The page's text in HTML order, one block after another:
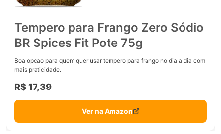
Tempero para Frango Zero Sódio
BR Spices Fit Pote 75g
Boa opcao para quem quer usar tempero para frango no dia a dia com
mais praticidade.
R$ 17,39
Ver na Amazon